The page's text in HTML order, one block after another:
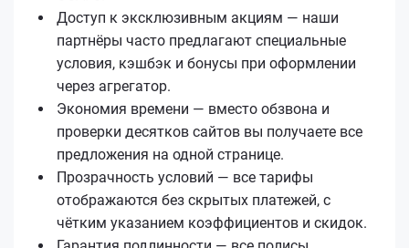
Доступ к эксклюзивным акциям — наши
партнёры часто предлагают специальные
условия, кэшбэк и бонусы при оформлении
через агрегатор.
Экономия времени — вместо обзвона и
проверки десятков сайтов вы получаете все
предложения на одной странице.
Прозрачность условий — все тарифы
отображаются без скрытых платежей, с
чётким указанием коэффициентов и скидок.